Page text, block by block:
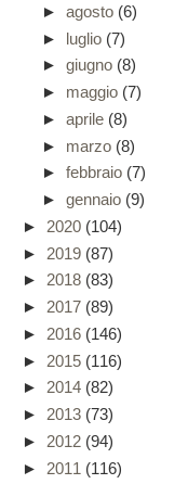
► agosto (6)
► luglio (7)
► giugno (8)
► maggio (7)
► aprile (8)
► marzo (8)
► febbraio (7)
► gennaio (9)
► 2020 (104)
► 2019 (87)
► 2018 (83)
► 2017 (89)
► 2016 (146)
► 2015 (116)
► 2014 (82)
► 2013 (73)
► 2012 (94)
► 2011 (116)